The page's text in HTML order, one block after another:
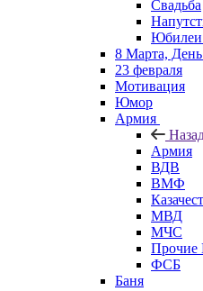
Свадьба
Юбилеи
8 Марта,
23 февраля
Мотивация
Юмор
Армия
Армия
ВДВ
ВМФ
МВД
МЧС
Прочие
ФСБ
Баня